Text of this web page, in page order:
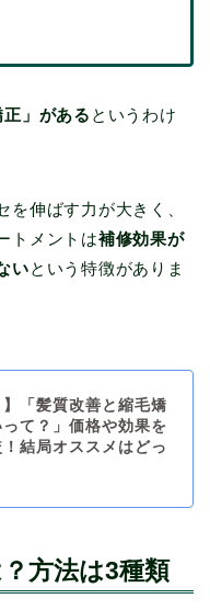
」がある というわけ
伸ばす力が大きく、
トメントは補修効果が
いという特徴がありま
】「髪質改善と縮毛矯
て？」価格や効果を
結局オススメはどっ
方法は3種類